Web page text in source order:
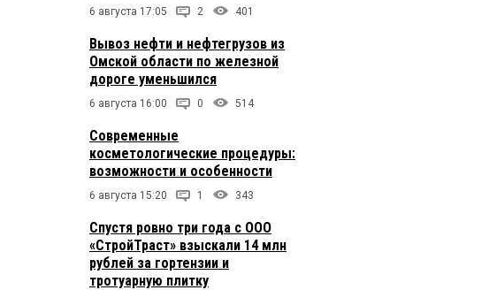
6 августа 17:05 2 401
Вывоз нефти и нефтегрузов из
Омской области по железной
дороге уменьшился
6 августа 16:00 0 514
Современные
косметологические процедуры:
возможности и особенности
6 августа 15:20 1 343
Спустя ровно три года с ООО
«СтройТраст» взыскали 14 млн
рублей за гортензии и
тротуарную плитку